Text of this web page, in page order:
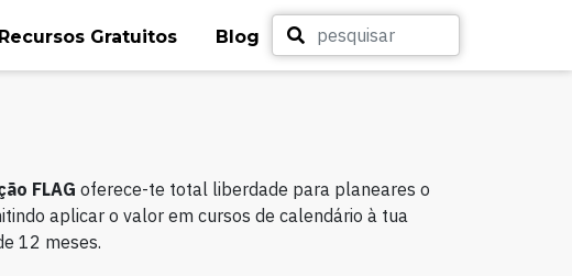
Recursos Gratuitos Blog
FLAG oferece-te total liberdade para planeares o
aplicar o valor em cursos de calendário à tua
12 meses.